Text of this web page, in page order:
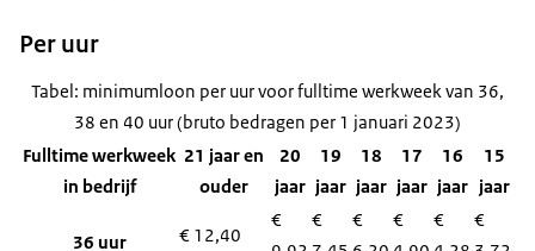
Per uur
Fulltime werkweek
in bedrijf
21 jaar en
ouder
20
jaar
19
jaar
18
jaar
17
jaar
16
jaar
15
jaar
Tabel: minimumloon per uur voor fulltime werkweek van 36,
38 en 40 uur (bruto bedragen per 1 januari 2023)
36 uur € 12,40
€
€
€
€
€
€